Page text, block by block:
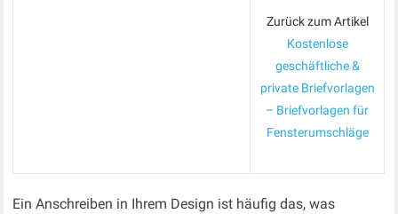
Zurück zum Artikel
Kostenlose
geschäftliche &
private Briefvorlagen
– Briefvorlagen für
Fensterumschläge
Ein Anschreiben in Ihrem Design ist häufig das, was